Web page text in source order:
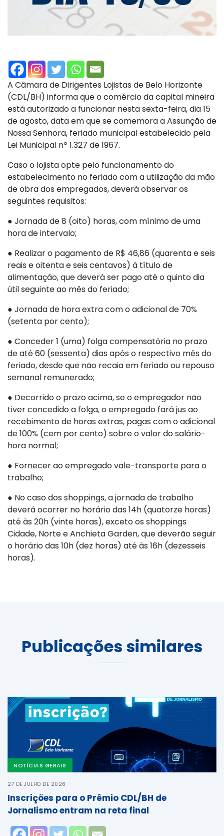
A Câmara de Dirigentes Lojistas de Belo Horizonte
(CDL/BH) informa que o comércio da capital mineira
está autorizado a funcionar nesta sexta-feira, dia 15
de agosto, data em que se comemora a Assunção de
Nossa Senhora, feriado municipal estabelecido pela
Lei Municipal nº 1.327 de 1967.
Caso o lojista opte pelo funcionamento do
estabelecimento no feriado com a utilização da mão
de obra dos empregados, deverá observar os
seguintes requisitos:
● Jornada de 8 (oito) horas, com mínimo de uma
hora de intervalo;
● Realizar o pagamento de R$ 46,86 (quarenta e seis
reais e oitenta e seis centavos) à título de
alimentação, que deverá ser pago até o quinto dia
útil seguinte ao mês do feriado;
● Jornada de hora extra com o adicional de 70%
(setenta por cento);
● Conceder 1 (uma) folga compensatória no prazo
de até 60 (sessenta) dias após o respectivo mês do
feriado, desde que não recaia em feriado ou repouso
semanal remunerado;
● Decorrido o prazo acima, se o empregador não
tiver concedido a folga, o empregado fará jus ao
recebimento de horas extras, pagas com o adicional
de 100% (cem por cento) sobre o valor do salário-
hora normal;
● Fornecer ao empregado vale-transporte para o
trabalho;
● No caso dos shoppings, a jornada de trabalho
deverá ocorrer no horário das 14h (quatorze horas)
até às 20h (vinte horas), exceto os shoppings
Cidade, Norte e Anchieta Garden, que deverão seguir
o horário das 10h (dez horas) até às 16h (dezesseis
horas).
Publicações similares
NOTÍCIAS GERAIS
27 DE JULHO DE 2026
Inscrições para o Prêmio CDL/BH de
Jornalismo entram na reta final